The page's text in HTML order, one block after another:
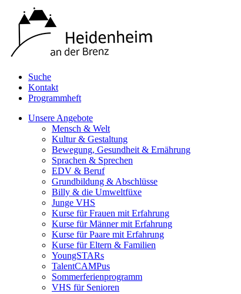
Suche
Kontakt
Programmheft
Unsere Angebote
Mensch & Welt
Kultur & Gestaltung
Bewegung, Gesundheit & Ernährung
Sprachen & Sprechen
EDV & Beruf
Grundbildung & Abschlüsse
Billy & die Umweltfüxe
Junge VHS
Kurse für Frauen mit Erfahrung
Kurse für Männer mit Erfahrung
Kurse für Paare mit Erfahrung
Kurse für Eltern & Familien
YoungSTARs
TalentCAMPus
Sommerferienprogramm
VHS für Senioren